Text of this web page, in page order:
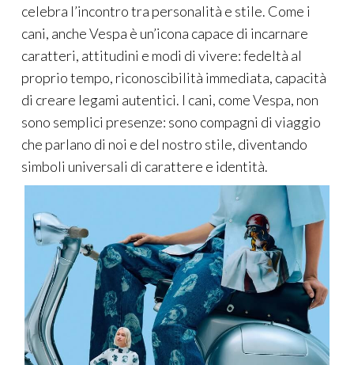
celebra l’incontro tra personalità e stile. Come i
cani, anche Vespa è un’icona capace di incarnare
caratteri, attitudini e modi di vivere: fedeltà al
proprio tempo, riconoscibilità immediata, capacità
di creare legami autentici. I cani, come Vespa, non
sono semplici presenze: sono compagni di viaggio
che parlano di noi e del nostro stile, diventando
simboli universali di carattere e identità.